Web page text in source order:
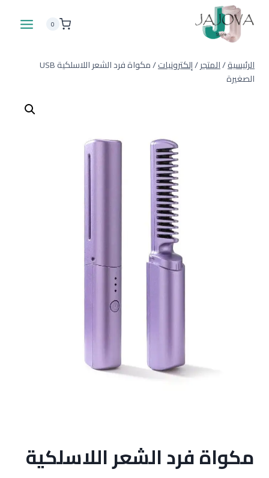
المحتوى
0
الرئيسية/المتجر/إلكترونيات/
مكواة فرد الشعر اللاسلكية USB
الصغيرة
مكواة فرد الشعر اللاسلكية